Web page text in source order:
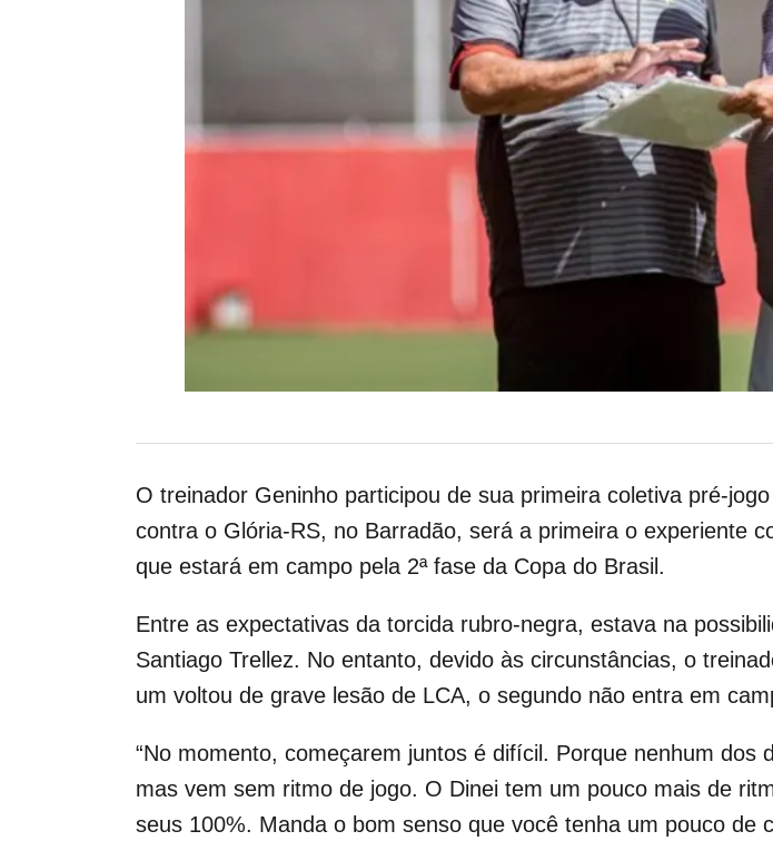
O treinador Geninho participou de sua primeira coletiva pré-
contra o Glória-RS, no Barradão, será a primeira o experiente
que estará em campo pela 2ª fase da Copa do Brasil.
Entre as expectativas da torcida rubro-negra, estava na
Santiago Trellez. No entanto, devido às circunstâncias, o
um voltou de grave lesão de LCA, o segundo não entra em
“No momento, começarem juntos é difícil. Porque nenhum
mas vem sem ritmo de jogo. O Dinei tem um pouco mais de
seus 100%. Manda o bom senso que você tenha um pouco